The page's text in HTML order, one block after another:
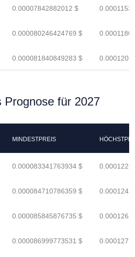
0.00007842882012 $
0.000080246424769 $
0.000081840849283 $
Prognose für 2027
MINDESTPREIS
0.000083341763934 $
0.000084710786359 $
0.000085845876735 $
0.000086999773531 $